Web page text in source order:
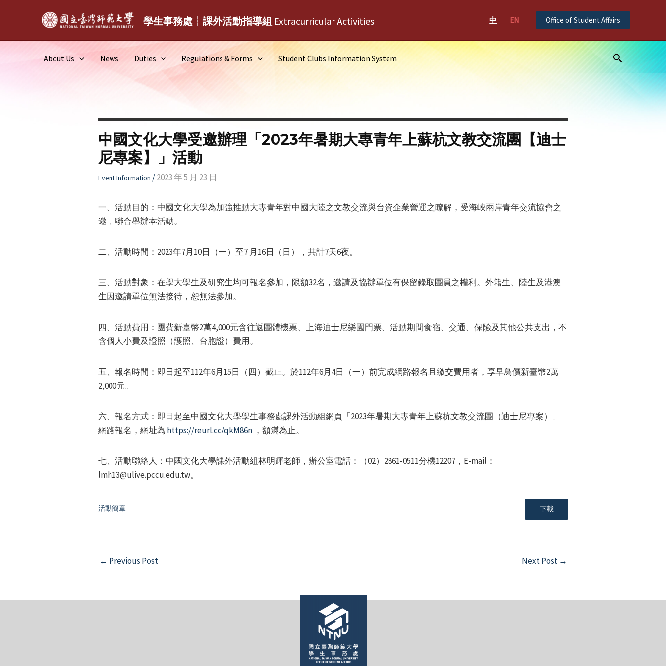
學生事務處┆課外活動指導組 Extracurricular Activities 中 EN Office of Student Affairs
About Us News Duties Regulations & Forms Student Clubs Information System Search
中國文化大學受邀辦理「2023年暑期大專青年上蘇杭文教交流團【迪士
尼專案】」活動
Event Information /2023 年 5 月 23 日
一、活動目的：中國文化大學為加強推動大專青年對中國大陸之文教交流與台資企業營運之瞭解，受海峽兩岸青年交流協會之
邀，聯合舉辦本活動。
二、活動時間：2023年7月10日（一）至7 月16日（日），共計7天6夜。
三、活動對象：在學大學生及研究生均可報名參加，限額32名，邀請及協辦單位有保留錄取團員之權利。外籍生、陸生及港澳
生因邀請單位無法接待，恕無法參加。
四、活動費用：團費新臺幣2萬4,000元含往返團體機票、上海迪士尼樂園門票、活動期間食宿、交通、保險及其他公共支出，不
含個人小費及證照（護照、台胞證）費用。
五、報名時間：即日起至112年6月15日（四）截止。於112年6月4日（一）前完成網路報名且繳交費用者，享早鳥價新臺幣2萬
2,000元。
六、報名方式：即日起至中國文化大學學生事務處課外活動組網頁「2023年暑期大專青年上蘇杭文教交流團（迪士尼專案）」
網路報名，網址為 https://reurl.cc/qkM86n ，額滿為止。
七、活動聯絡人：中國文化大學課外活動組林明輝老師，辦公室電話：（02）2861-0511分機12207，E-mail：
lmh13@ulive.pccu.edu.tw。
活動簡章 下載
Post
← Previous Post Next Post →